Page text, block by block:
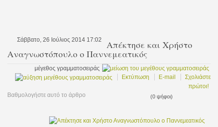
Σάββατο, 26 Ιούλιος 2014 17:02 Απέκτησε και Χρήστο
Αναγνωστόπουλο ο Παννεμεατικός
μέγεθος γραμματοσειράς
Εκτύπωση
E-mail
Σχολιάστε
πρώτοι!
Βαθμολογήστε αυτό το άρθρο
(0 ψήφοι)